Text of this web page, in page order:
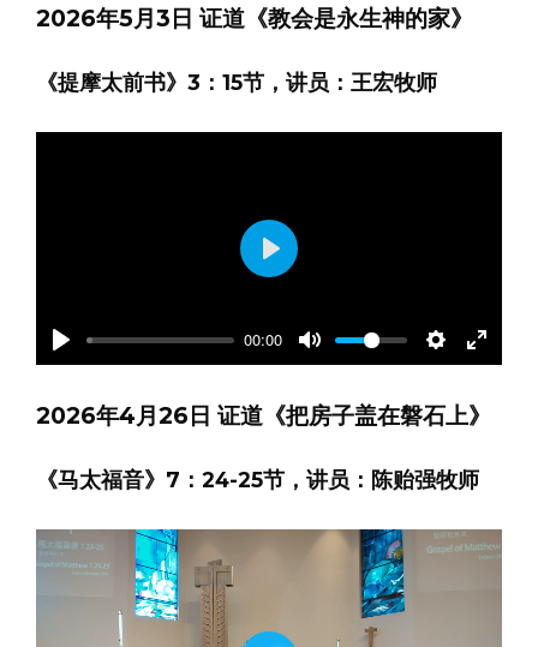
2026年5月3日 证道《教会是永生神的家》
《提摩太前书》3：15节，讲员：王宏牧师
Play
00:00
Mute Settings
Enter
Play
2026年4月26日 证道《把房子盖在磐石上》
《马太福音》7：24-25节，讲员：陈贻强牧师